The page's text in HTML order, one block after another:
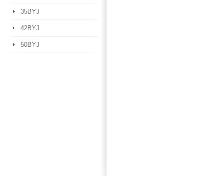
35BYJ
42BYJ
50BYJ